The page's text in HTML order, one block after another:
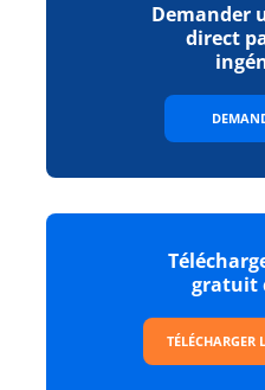
Demander
direct
gratuit
TÉLÉCHARGER